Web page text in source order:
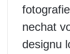
nechat
designu